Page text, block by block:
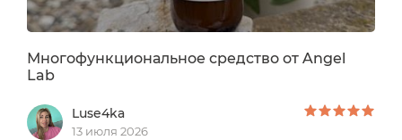
Многофункциональное средство от Angel
Lab
Luse4ka
13 июля 2026